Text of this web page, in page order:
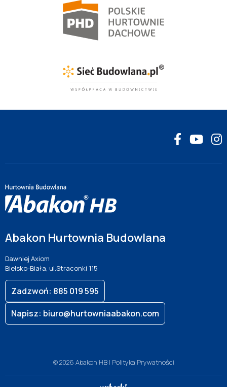
Abakon Hurtownia Budowlana
Dawniej Axiom
Bielsko-Biała, ul.Straconki 115
Zadzwoń: 885 019 595
Napisz: biuro@hurtowniaabakon.com
© 2026 Abakon HB | Polityka Prywatności